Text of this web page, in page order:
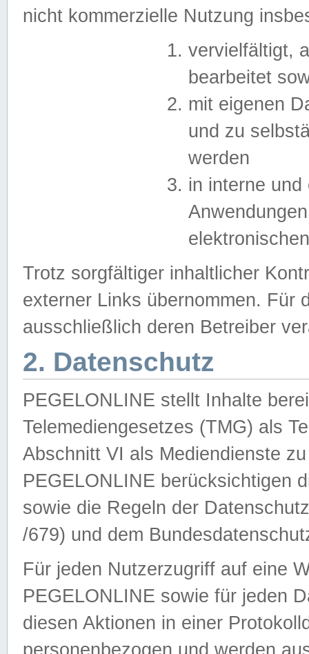
nicht kommerzielle Nutzung
vervielfältigt,
bearbeitet
mit eigenen
und zu
werden
in interne
Trotz sorgfältiger inhaltlicher
externer Links übernommen. Für
ausschließlich deren Betreiber
2. Datenschutz
PEGELONLINE stellt Inhalte
Telemediengesetzes (TMG) als
Abschnitt VI als Mediendienste
PEGELONLINE berücksichtigen
sowie die Regeln der
/679) und dem
Für jeden Nutzerzugriff auf eine
PEGELONLINE sowie für jeden
diesen Aktionen in einer
personenbezogen und werden